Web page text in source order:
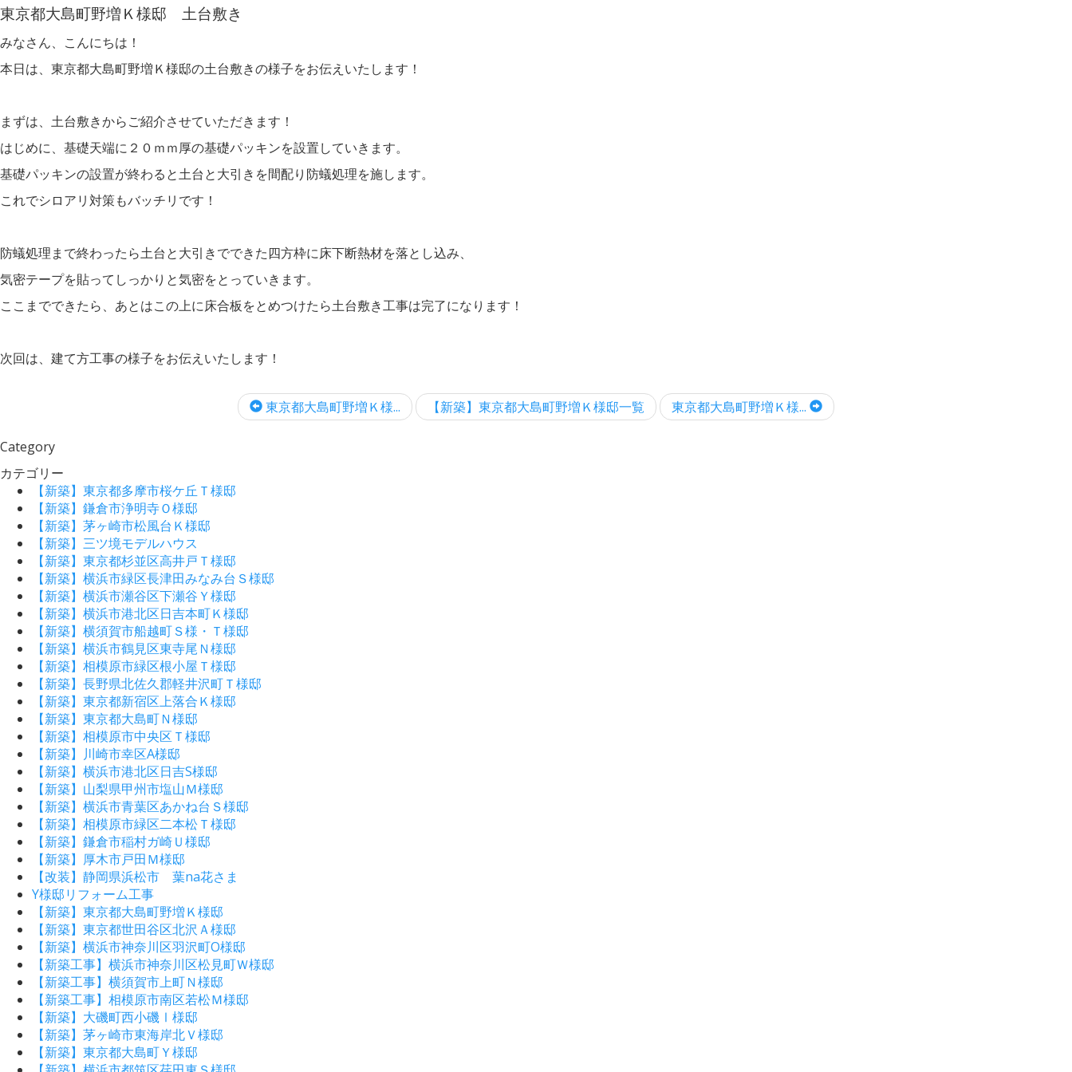
東京都大島町野増Ｋ様邸 土台敷き
みなさん、こんにちは！
本日は、東京都大島町野増Ｋ様邸の土台敷きの様子をお伝えいたします！
まずは、土台敷きからご紹介させていただきます！
はじめに、基礎天端に２０ｍｍ厚の基礎パッキンを設置していきます。
基礎パッキンの設置が終わると土台と大引きを間配り防蟻処理を施します。
これでシロアリ対策もバッチリです！
防蟻処理まで終わったら土台と大引きでできた四方枠に床下断熱材を落とし込み、
気密テープを貼ってしっかりと気密をとっていきます。
ここまでできたら、あとはこの上に床合板をとめつけたら土台敷き工事は完了になります！
次回は、建て方工事の様子をお伝えいたします！
東京都大島町野増Ｋ様... 【新築】東京都大島町野増Ｋ様邸一覧 東京都大島町野増Ｋ様...
Category
カテゴリー
【新築】東京都多摩市桜ケ丘Ｔ様邸
【新築】鎌倉市浄明寺Ｏ様邸
【新築】茅ヶ崎市松風台Ｋ様邸
【新築】三ツ境モデルハウス
【新築】東京都杉並区高井戸Ｔ様邸
【新築】横浜市緑区長津田みなみ台Ｓ様邸
【新築】横浜市瀬谷区下瀬谷Ｙ様邸
【新築】横浜市港北区日吉本町Ｋ様邸
【新築】横須賀市船越町Ｓ様・Ｔ様邸
【新築】横浜市鶴見区東寺尾Ｎ様邸
【新築】相模原市緑区根小屋Ｔ様邸
【新築】長野県北佐久郡軽井沢町Ｔ様邸
【新築】東京都新宿区上落合Ｋ様邸
【新築】東京都大島町Ｎ様邸
【新築】相模原市中央区Ｔ様邸
【新築】川崎市幸区A様邸
【新築】横浜市港北区日吉S様邸
【新築】山梨県甲州市塩山Ｍ様邸
【新築】横浜市青葉区あかね台Ｓ様邸
【新築】相模原市緑区二本松Ｔ様邸
【新築】鎌倉市稲村ガ崎Ｕ様邸
【新築】厚木市戸田Ｍ様邸
【改装】静岡県浜松市 葉na花さま
Y様邸リフォーム工事
【新築】東京都大島町野増Ｋ様邸
【新築】東京都世田谷区北沢Ａ様邸
【新築】横浜市神奈川区羽沢町O様邸
【新築工事】横浜市神奈川区松見町Ｗ様邸
【新築工事】横須賀市上町Ｎ様邸
【新築工事】相模原市南区若松Ｍ様邸
【新築】大磯町西小磯Ⅰ様邸
【新築】茅ヶ崎市東海岸北Ｖ様邸
【新築】東京都大島町Ｙ様邸